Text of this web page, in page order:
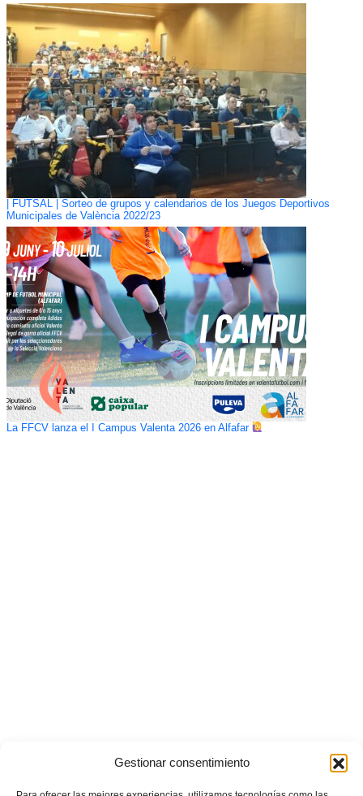
Gestionar consentimiento
| FUTSAL | Sorteo de grupos y calendarios de los Juegos Deportivos
Municipales de València 2022/23
La FFCV lanza el I Campus Valenta 2026 en Alfafar